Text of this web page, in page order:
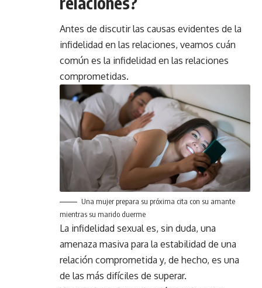
Antes de discutir las causas evidentes de la
infidelidad en las relaciones, veamos cuán
común es la infidelidad en las relaciones
comprometidas.
Una mujer prepara su próxima cita con su amante
mientras su marido duerme
La infidelidad sexual es, sin duda, una
amenaza masiva para la estabilidad de una
relación comprometida y, de hecho, es una
de las más difíciles de superar.